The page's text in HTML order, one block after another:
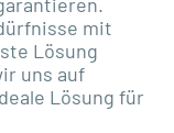
mit
Lösung
uns auf
Lösung für